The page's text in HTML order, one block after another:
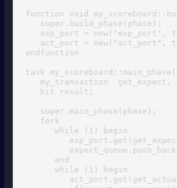
function void
   super.build_phase(phase);
exp_port = new("exp_port",
act_port = new("act_port",
endfunction
task
my_transaction  get_expect,
   bit result;
   super.main_phase(phase);
   fork
      while (1) begin
      end
      while (1) begin